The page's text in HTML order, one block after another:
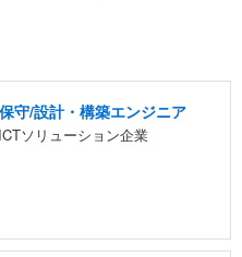
守/設計・構築エンジニア
ソリューション企業